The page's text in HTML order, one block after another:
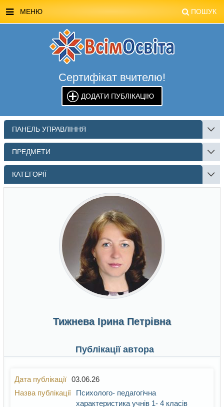
МЕНЮ ПОШУК
МАГАЗИН ВСІМОСВІТА
СТЕНДИ ВСІМОСВІТА
РЕКЛАМА НА САЙТІ
КОНТАКТИ
ПОШУК
Сертифікат вчителю!
ДОДАТИ ПУБЛІКАЦІЮ
ПАНЕЛЬ УПРАВЛІННЯ
ПРЕДМЕТИ
КАТЕГОРІЇ
Тижнева Ірина Петрівна
Публікації автора
03.06.26
Психолого- педагогічна
характеристика учнів 1- 4 класів